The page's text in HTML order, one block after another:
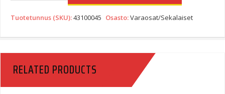
D408F,BW
Black
In
Quantity
Tuotetunnus (SKU):43100045 Osasto:Varaosat/Sekalaiset
RELATED PRODUCTS